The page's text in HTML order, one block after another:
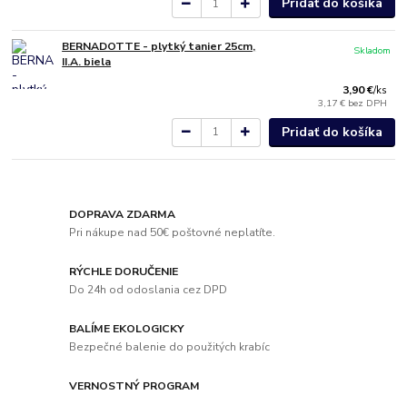
BERNADOTTE - plytký tanier 25cm,
II.A. biela
3,90 €/ks
3,17 € bez DPH
Skladom
Pridať do košíka
DOPRAVA ZDARMA
Pri nákupe nad 50€ poštovné neplatíte.
RÝCHLE DORUČENIE
Do 24h od odoslania cez DPD
BALÍME EKOLOGICKY
Bezpečné balenie do použitých krabíc
VERNOSTNÝ PROGRAM